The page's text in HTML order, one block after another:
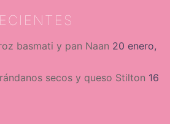
basmati y pan Naan 20 enero,
secos y queso Stilton 16